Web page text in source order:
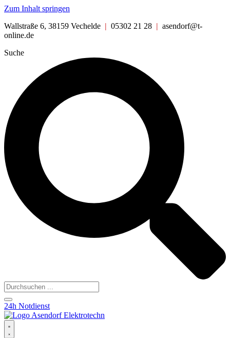
Zum Inhalt springen
Wallstraße 6, 38159 Vechelde | 05302 21 28 | asendorf@t-
online.de
Suche
24h Notdienst